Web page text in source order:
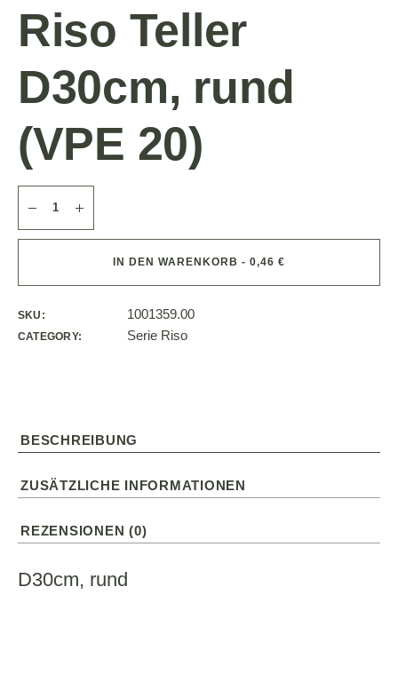
Riso Teller
D30cm, rund
(VPE 20)
IN DEN WARENKORB - 0,46 €
SKU: 1001359.00
CATEGORY: Serie Riso
BESCHREIBUNG
ZUSÄTZLICHE INFORMATIONEN
REZENSIONEN (0)
D30cm, rund